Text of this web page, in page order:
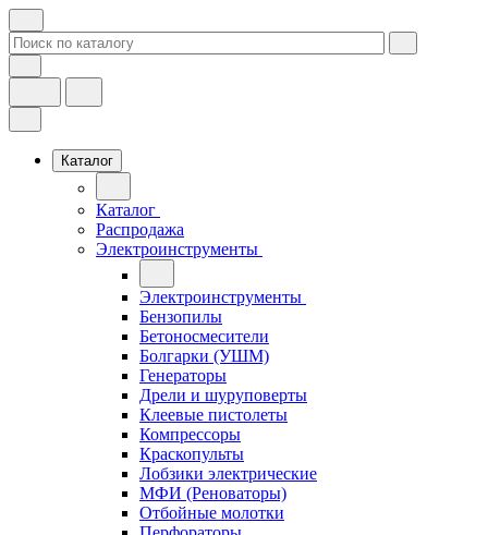
Каталог
Каталог
Распродажа
Электроинструменты
Электроинструменты
Бензопилы
Бетоносмесители
Болгарки (УШМ)
Генераторы
Дрели и шуруповерты
Клеевые пистолеты
Компрессоры
Краскопульты
Лобзики электрические
МФИ (Реноваторы)
Отбойные молотки